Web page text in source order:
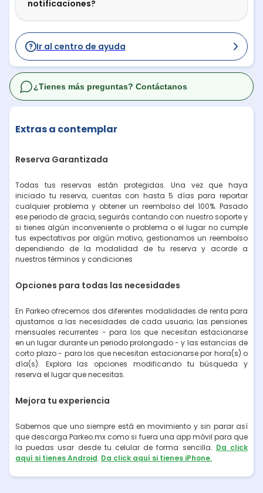
notificaciones?
Ir al centro de ayuda
Extras a contemplar
Reserva Garantizada
Todas tus reservas están protegidas. Una vez que haya
iniciado tu reserva, cuentas con hasta 5 días para reportar
cualquier problema y obtener un reembolso del 100%. Pasado
ese periodo de gracia, seguirás contando con nuestro soporte y
si tienes algún inconveniente o problema o el lugar no cumple
tus expectativas por algún motivo, gestionamos un reembolso
dependiendo de la modalidad de tu reserva y acorde a
nuestros términos y condiciones
Opciones para todas las necesidades
En Parkeo ofrecemos dos diferentes modalidades de renta para
ajustarnos a las necesidades de cada usuario; las pensiones
mensuales recurrentes - para los que necesitan estacionarse
en un lugar durante un periodo prolongado - y las estancias de
corto plazo - para los que necesitan estacionarse por hora(s) o
día(s). Explora las opciones modificando tu búsqueda y
reserva el lugar que necesitas.
Mejora tu experiencia
Sabemos que uno siempre está en movimiento y sin parar así
que descarga Parkeo.mx como si fuera una app móvil para que
la puedas usar desde tu celular de forma sencilla. Da click
aquí si tienes Android. Da click aquí si tienes iPhone.
¿Tienes más preguntas? Contáctanos